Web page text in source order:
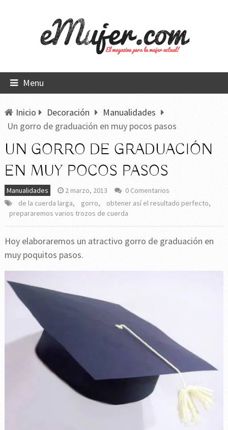
Menu
Inicio Decoración
Manualidades
Un gorro de graduación en muy pocos pasos
UN GORRO DE GRADUACIÓN
EN MUY POCOS PASOS
Manualidades 2 marzo, 2013
0 Comentarios
de la cuerda larga, gorro, obtener así el resultado perfecto,
prepararemos varios trozos de cuerda
Hoy elaboraremos un atractivo gorro de graduación en
muy poquitos pasos.